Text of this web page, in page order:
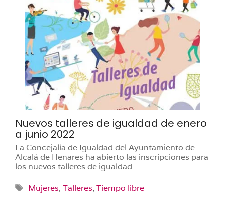
Nuevos talleres de igualdad de enero
a junio 2022
La Concejalía de Igualdad del Ayuntamiento de
Alcalá de Henares ha abierto las inscripciones para
los nuevos talleres de igualdad
Etiquetas
Mujeres, Talleres, Tiempo libre